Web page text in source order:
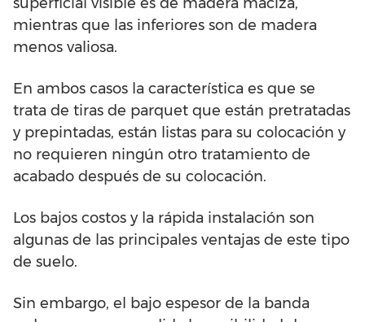
mientras que las inferiores son de madera
menos valiosa.
En ambos casos la característica es que se
trata de tiras de parquet que están pretratadas
y prepintadas, están listas para su colocación y
no requieren ningún otro tratamiento de
acabado después de su colocación.
Los bajos costos y la rápida instalación son
algunas de las principales ventajas de este tipo
de suelo.
Sin embargo, el bajo espesor de la banda